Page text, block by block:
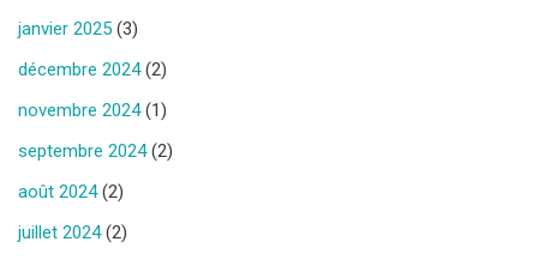
janvier 2025 (3)
décembre 2024(2)
novembre 2024(1)
septembre 2024(2)
août 2024(2)
juillet 2024(2)